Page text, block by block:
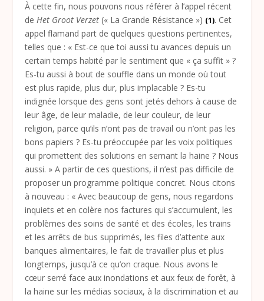
À cette fin, nous pouvons nous référer à l’appel récent
deHet Groot Verzet (« La Grande Résistance ») (1). Cet
appel flamand part de quelques questions pertinentes,
telles que : « Est-ce que toi aussi tu avances depuis un
certain temps habité par le sentiment que « ça suffit » ?
Es-tu aussi à bout de souffle dans un monde où tout
est plus rapide, plus dur, plus implacable ? Es-tu
indignée lorsque des gens sont jetés dehors à cause de
leur âge, de leur maladie, de leur couleur, de leur
religion, parce qu’ils n’ont pas de travail ou n’ont pas les
bons papiers ? Es-tu préoccupée par les voix politiques
qui promettent des solutions en semant la haine ? Nous
aussi. » A partir de ces questions, il n’est pas difficile de
proposer un programme politique concret. Nous citons
à nouveau : « Avec beaucoup de gens, nous regardons
inquiets et en colère nos factures qui s’accumulent, les
problèmes des soins de santé et des écoles, les trains
et les arrêts de bus supprimés, les files d’attente aux
banques alimentaires, le fait de travailler plus et plus
longtemps, jusqu’à ce qu’on craque. Nous avons le
cœur serré face aux inondations et aux feux de forêt, à
la haine sur les médias sociaux, à la discrimination et au